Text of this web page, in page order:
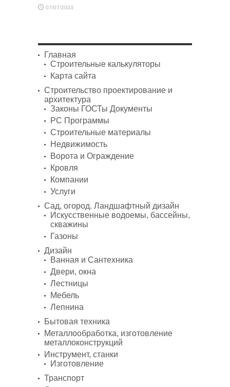
07/07/2023
Главная
Строительные калькуляторы
Карта сайта
Строительство проектирование и
архитектура
Законы ГОСТы Документы
PC Программы
Строительные материалы
Недвижимость
Ворота и Ограждение
Кровля
Компании
Услуги
Сад, огород. Ландшафтный дизайн
Искусственные водоемы, бассейны,
скважины
Газоны
Дизайн
Ванная и Сантехника
Двери, окна
Лестницы
Мебель
Лепнина
Бытовая техника
Металлообработка, изготовление
металлоконструкций
Инструмент, станки
Изготовление
Транспорт